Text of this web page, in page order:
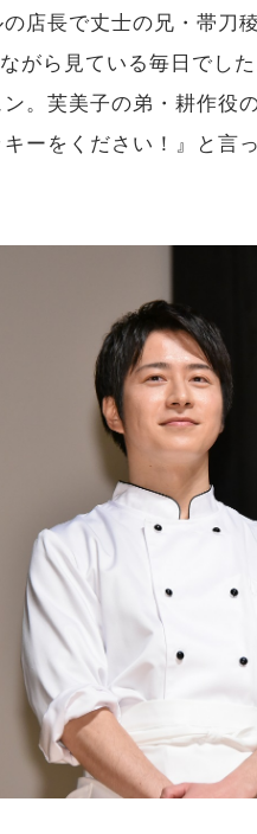
店長で丈士の兄・帯刀
がら見ている毎日でし
。芙美子の弟・耕作役
ーをください！』と言